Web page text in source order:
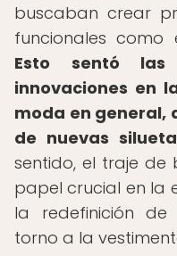
buscaban crear
funcionales como
Esto sentó
innovaciones en
moda en general,
de nuevas
sentido, el traje de
papel crucial en la
la redefinición
torno a la